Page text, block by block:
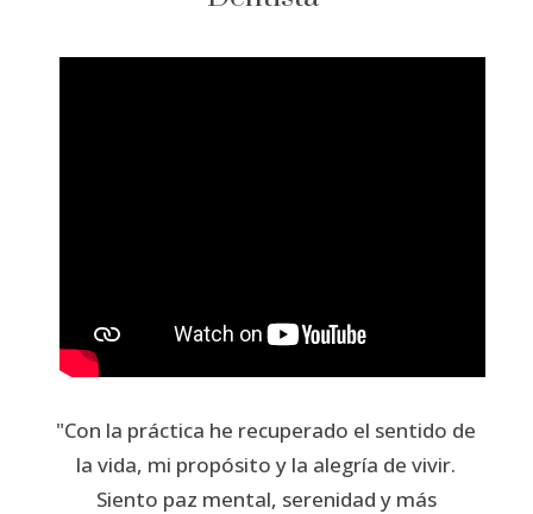
"Con la práctica he recuperado el sentido de
la vida, mi propósito y la alegría de vivir.
Siento paz mental, serenidad y más